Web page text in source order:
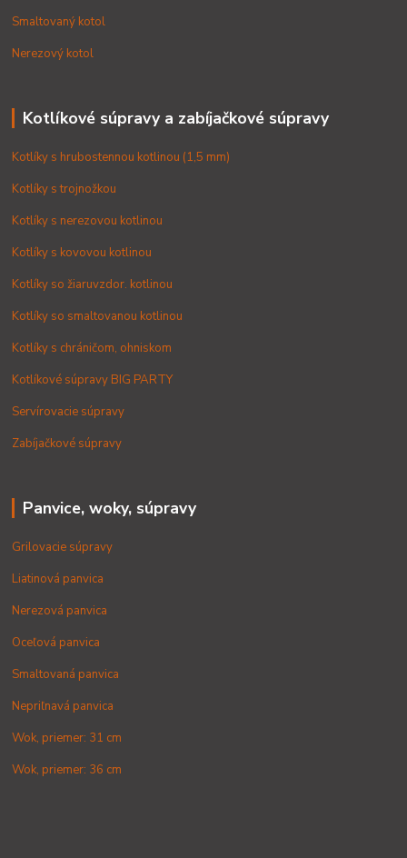
Smaltovaný kotol
Nerezový kotol
Kotlíkové súpravy a zabíjačkové súpravy
Kotlíky s hrubostennou kotlinou (1,5 mm)
Kotlíky s trojnožkou
Kotlíky s nerezovou kotlinou
Kotlíky s kovovou kotlinou
Kotlíky so žiaruvzdor. kotlinou
Kotlíky so smaltovanou kotlinou
Kotlíky s chráničom, ohniskom
Kotlíkové súpravy BIG PARTY
Servírovacie súpravy
Zabíjačkové súpravy
Panvice, woky, súpravy
Grilovacie súpravy
Liatinová panvica
Nerezová panvica
Oceľová panvica
Smaltovaná panvica
Nepriľnavá panvica
Wok, priemer: 31 cm
Wok, priemer: 36 cm